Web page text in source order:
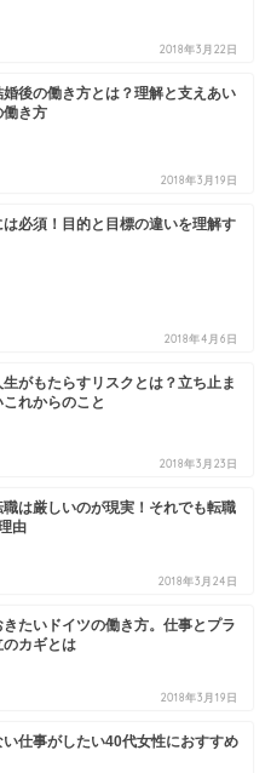
2018年3月22日
婚後の働き方とは？理解と支えあい
働き方
2018年3月19日
必須！目的と目標の違いを理解す
2018年4月6日
がもたらすリスクとは？立ち止ま
れからのこと
2018年3月23日
は厳しいのが現実！それでも転職
由
2018年3月24日
たいドイツの働き方。仕事とプラ
のカギとは
2018年3月19日
い仕事がしたい40代女性におすすめ